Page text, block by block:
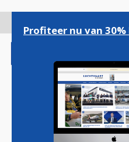
gaan
Magazine
Profiteer nu van